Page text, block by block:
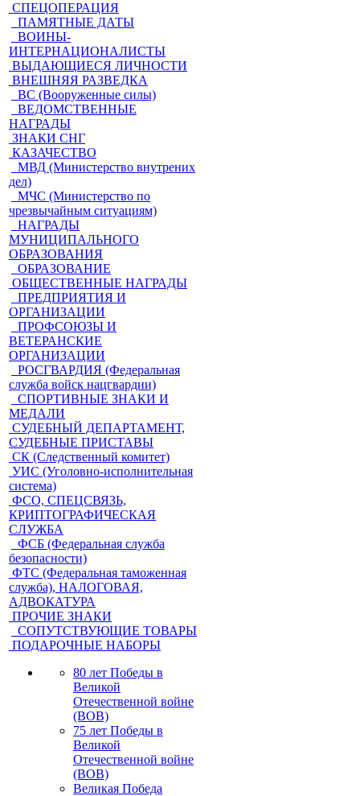
СПЕЦОПЕРАЦИЯ
ПАМЯТНЫЕ ДАТЫ
ВОИНЫ-
ИНТЕРНАЦИОНАЛИСТЫ
ВЫДАЮЩИЕСЯ ЛИЧНОСТИ
ВНЕШНЯЯ РАЗВЕДКА
ВС (Вооруженные силы)
ВЕДОМСТВЕННЫЕ
НАГРАДЫ
ЗНАКИ СНГ
КАЗАЧЕСТВО
МВД (Министерство внутрених
дел)
МЧС (Министерство по
чрезвычайным ситуациям)
НАГРАДЫ
МУНИЦИПАЛЬНОГО
ОБРАЗОВАНИЯ
ОБРАЗОВАНИЕ
ОБЩЕСТВЕННЫЕ НАГРАДЫ
ПРЕДПРИЯТИЯ И
ОРГАНИЗАЦИИ
ПРОФСОЮЗЫ И
ВЕТЕРАНСКИЕ
ОРГАНИЗАЦИИ
РОСГВАРДИЯ (Федеральная
служба войск нацгвардии)
СПОРТИВНЫЕ ЗНАКИ И
МЕДАЛИ
СУДЕБНЫЙ ДЕПАРТАМЕНТ,
СУДЕБНЫЕ ПРИСТАВЫ
СК (Следственный комитет)
УИС (Уголовно-исполнительная
система)
ФСО, СПЕЦСВЯЗЬ,
КРИПТОГРАФИЧЕСКАЯ
СЛУЖБА
ФСБ (Федеральная служба
безопасности)
ФТС (Федеральная таможенная
служба), НАЛОГОВАЯ,
АДВОКАТУРА
ПРОЧИЕ ЗНАКИ
СОПУТСТВУЮЩИЕ ТОВАРЫ
ПОДАРОЧНЫЕ НАБОРЫ
80 лет Победы в
Великой
Отечественной войне
(ВОВ)
75 лет Победы в
Великой
Отечественной войне
(ВОВ)
Великая Победа